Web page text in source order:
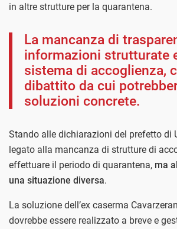
in altre strutture per la quarantena.
La mancanza di
informazioni strutturate
sistema di accoglienza,
dibattito da cui
soluzioni concrete.
Stando alle dichiarazioni del prefetto di
legato alla mancanza di strutture di
effettuare il periodo di quarantena, ma
una situazione diversa.
La soluzione dell’ex caserma
dovrebbe essere realizzato a breve e